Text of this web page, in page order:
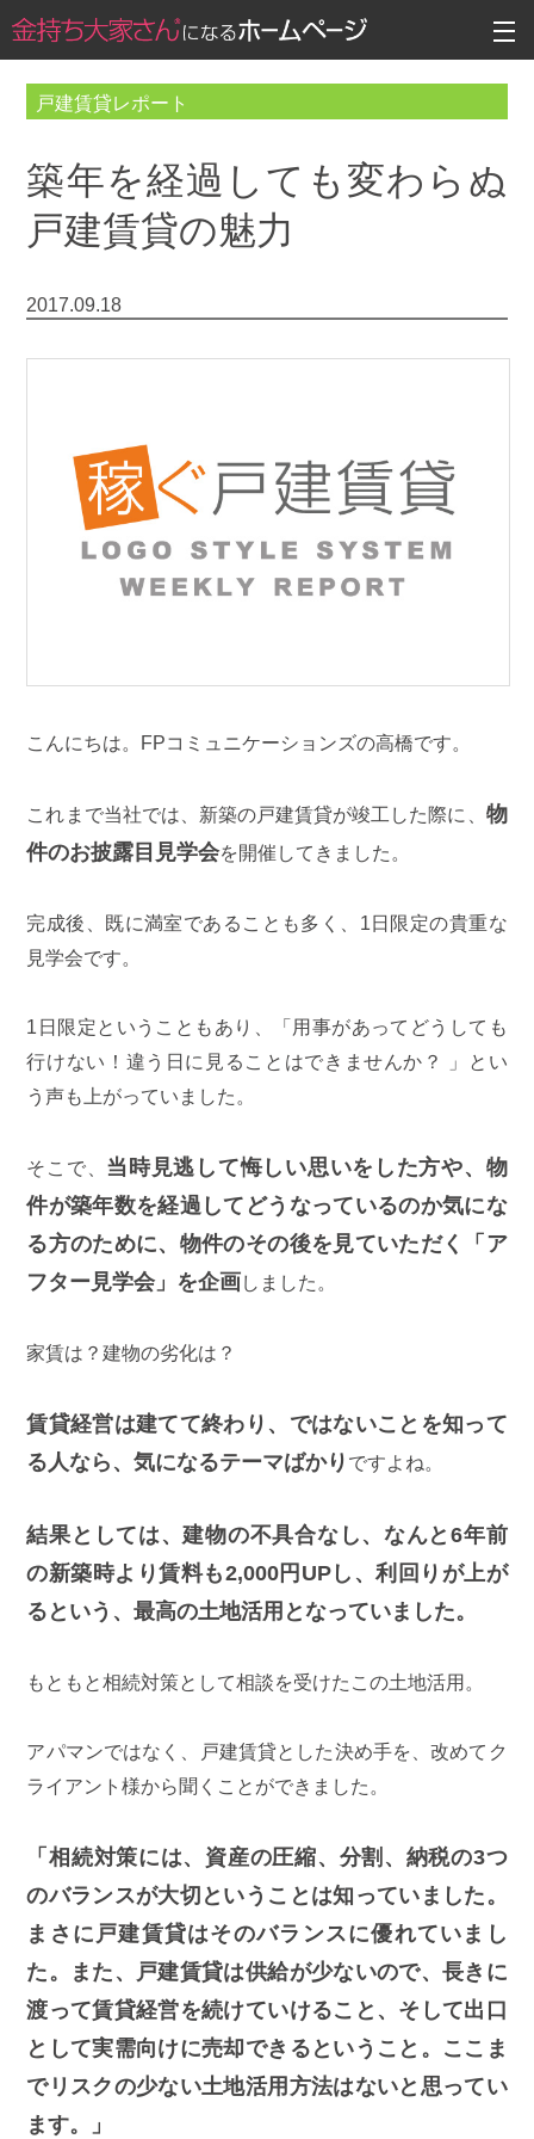
戸建賃貸レポート
築年を経過しても変わらぬ
戸建賃貸の魅力
2017.09.18
こんにちは。FPコミュニケーションズの高橋です。
これまで当社では、新築の戸建賃貸が竣工した際に、 物
件のお披露目見学会を開催してきました。
完成後、既に満室であることも多く、1日限定の貴重な
見学会です。
1日限定ということもあり、「用事があってどうしても
行けない！違う日に見ることはできませんか？ 」とい
う声も上がっていました。
そこで、 当時見逃して悔しい思いをした方や、物
件が築年数を経過してどうなっているのか気にな
る方のために、物件のその後を見ていただく「ア
フター見学会」を企画しました。
家賃は？建物の劣化は？
賃貸経営は建てて終わり、ではないことを知って
る人なら、気になるテーマばかり ですよね。
結果としては、建物の不具合なし、なんと6年前
の新築時より賃料も2,000円UPし、利回りが上が
るという、最高の土地活用となっていました。
もともと相続対策として相談を受けたこの土地活用。
アパマンではなく、戸建賃貸とした決め手を、改めてク
ライアント様から聞くことができました。
「相続対策には、資産の圧縮、分割、納税の3つ
のバランスが大切ということは知っていました。
まさに戸建賃貸はそのバランスに優れていまし
た。また、戸建賃貸は供給が少ないので、長きに
渡って賃貸経営を続けていけること、そして出口
として実需向けに売却できるということ。ここま
でリスクの少ない土地活用方法はないと思ってい
ます。」